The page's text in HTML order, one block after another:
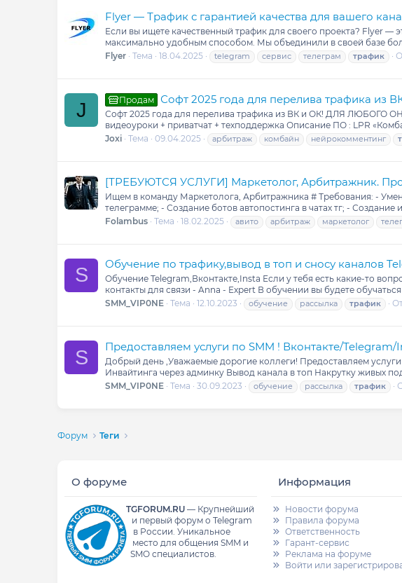
Flyer — Трафик с гарантией качества для вашего
Если вы ищете качественный трафик для своего проекта? Flyer
максимально удобным способом. Мы объединили в своей базе
Flyer Тема 18.04.2025 telegram сервис телеграм трафик
J Продам Софт 2025 года для перелива трафика из
Софт 2025 года для перелива трафика из ВК и ОК! ДЛЯ
видеоуроки + приватчат + техподдержка Описание ПО : LPR
Joxi Тема 09.04.2025 арбитраж комбайн нейрокомментинг
[ТРЕБУЮТСЯ УСЛУГИ] Маркетолог, Арбитражник.
Ищем в команду Маркетолога, Арбитражника # Требования: -
телеграмме; - Создание ботов автопостинга в чатах тг; -
Folambus Тема 18.02.2025 авито арбитраж маркетолог
S Обучение по трафику,вывод в топ и сносу каналов
Обучение Telegram,Вконтакте,Insta Если у тебя есть какие-
контакты для связи - Anna - Expert В обучении вы будете
SMM_VIP0NE Тема 12.10.2023 обучение рассылка трафик
S Предоставляем услуги по SMM ! Вконтакте/
Добрый день ,Уважаемые дорогие коллеги! Предоставляем
Инвайтинга через админку Вывод канала в топ Накрутку живых
SMM_VIP0NE Тема 30.09.2023 обучение рассылка трафик
Форум Теги
О форуме
TGFORUM.RU— Крупнейший
и первый форум о Telegram
в России. Уникальное
место для общения SMM и
SMO специалистов.
Информация
Новости форума
Правила форума
Ответственность
Гарант-сервис
Реклама на форуме
Войти или